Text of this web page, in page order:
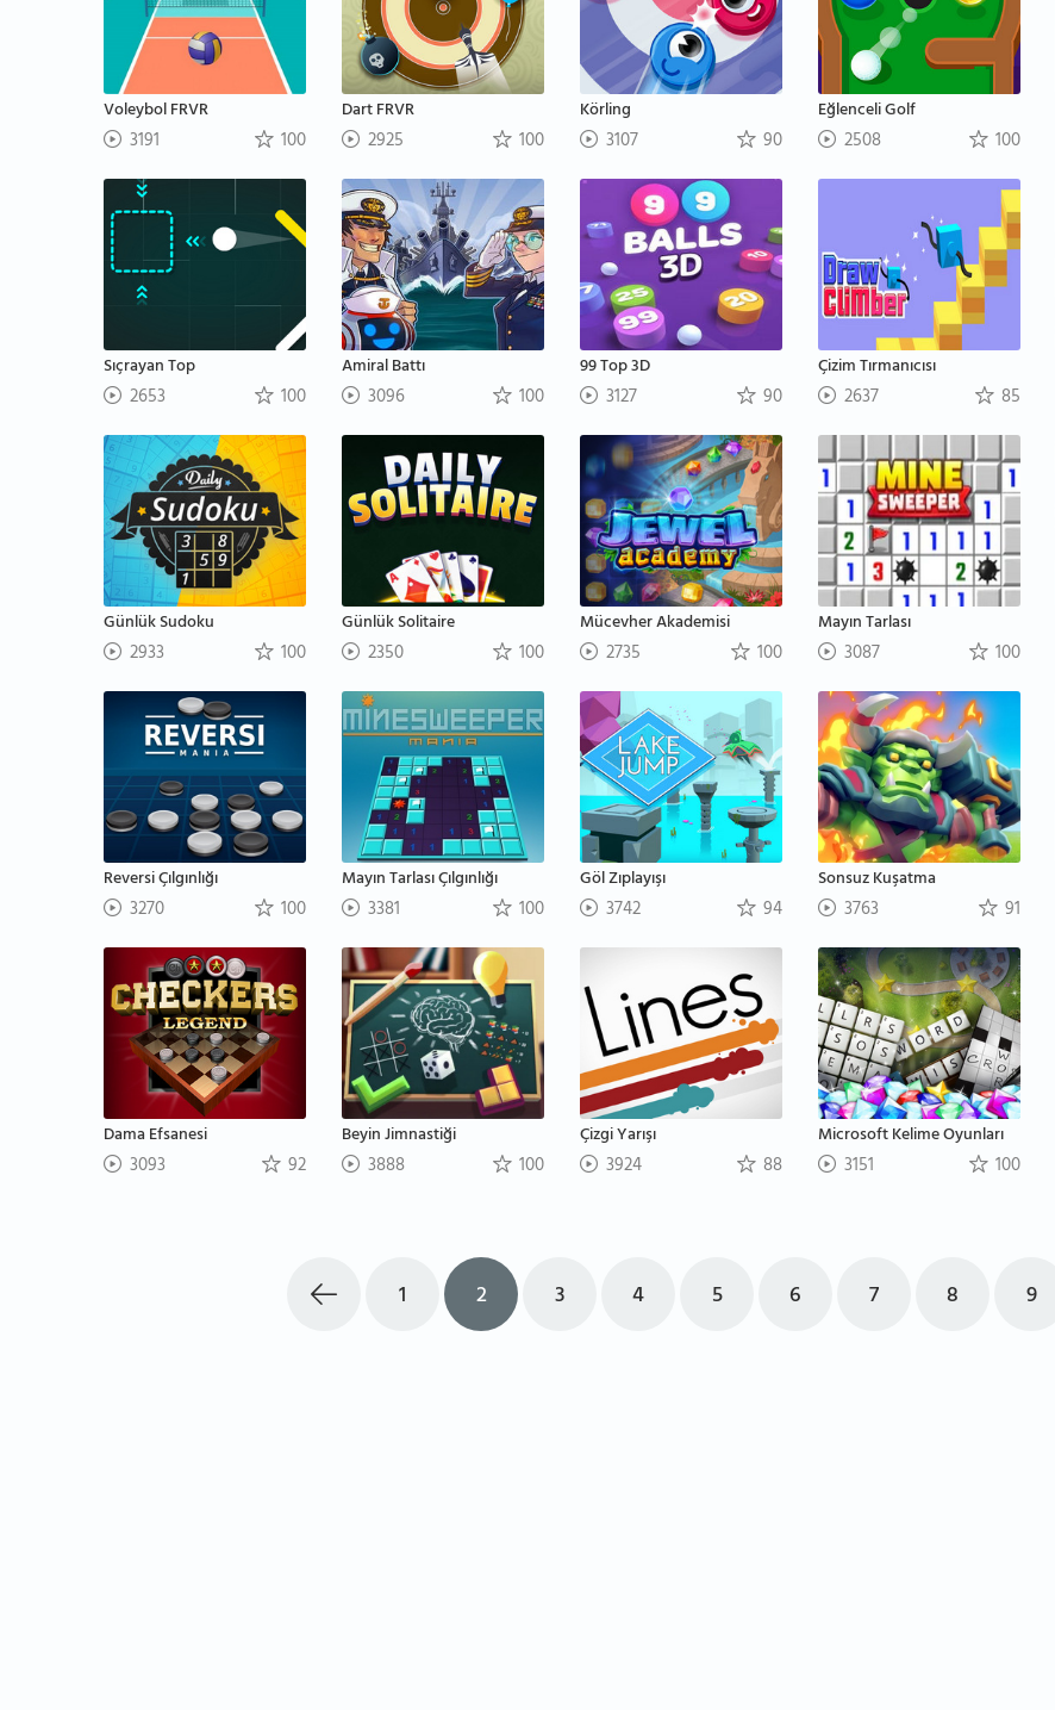
Voleybol FRVR
3191 100
Dart FRVR
2925 100
Körling
3107 90
Eğlenceli Golf
2508 100
Sıçrayan Top
2653 100
Amiral Battı
3096 100
99 Top 3D
3127 90
Çizim Tırmanıcısı
2637 85
Günlük Sudoku
2933 100
Günlük Solitaire
2350 100
Mücevher Akademisi
2735 100
Mayın Tarlası
3087 100
Reversi Çılgınlığı
3270 100
Mayın Tarlası Çılgınlığı
3381 100
Göl Zıplayışı
3742 94
Sonsuz Kuşatma
3763 91
Dama Efsanesi
3093 92
Beyin Jimnastiği
3888 100
Çizgi Yarışı
3924 88
Microsoft Kelime Oyunları
3151 100
1 2 3 4 5 6 7 8 9